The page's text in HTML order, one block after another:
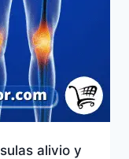
alivio y